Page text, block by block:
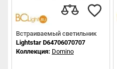
Встраиваемый светильник
Lightstar D64706070707
Коллекция: Domino